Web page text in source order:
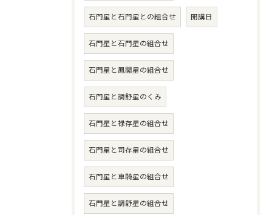
石門星と石門星との組合せ 開講日
石門星と石門星の組合せ
石門星と鳳閣星の組合せ
石門星と調舒星のくみ
石門星と禄存星の組合せ
石門星と司存星の組合せ
石門星と車騎星の組合せ
石門星と調舒星の組合せ